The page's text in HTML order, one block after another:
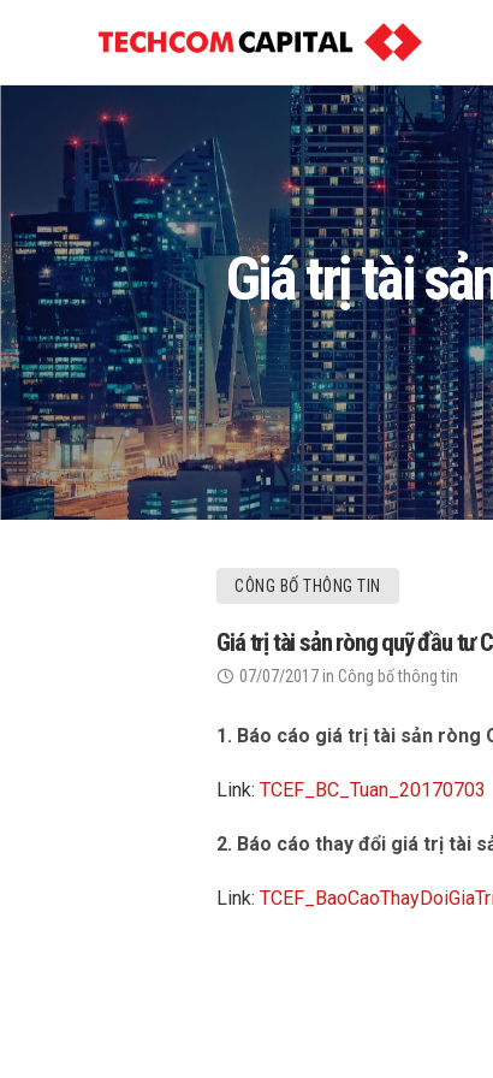
Giá trị tài
CÔNG BỐ THÔNG TIN
Giá trị tài sản ròng quỹ đầu tư
07/07/2017 in Công bố thông tin
1. Báo cáo giá trị tài sản ròng
Link:TCEF_BC_Tuan_20170703
2. Báo cáo thay đổi giá trị tài
Link: